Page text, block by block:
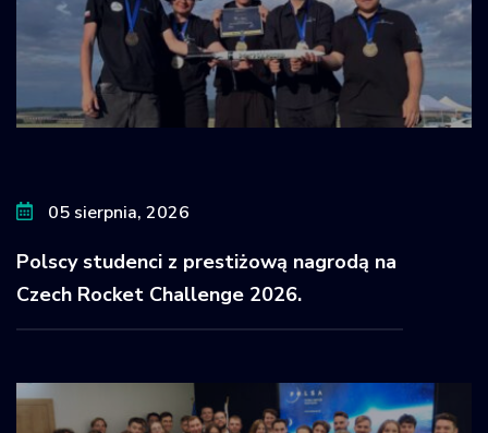
05 sierpnia, 2026
Polscy studenci z prestiżową nagrodą na
Czech Rocket Challenge 2026.